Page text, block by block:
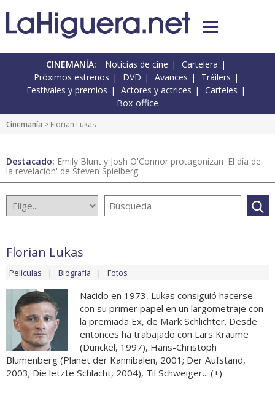
CINEMANÍA: Noticias de cine
Cartelera
Próximos estrenos
DVD Avances
Tráilers
Festivales y premios
Actores y actrices
Carteles
Box-office
Cinemanía > Florian Lukas
Destacado: Emily Blunt y Josh O'Connor protagonizan 'El día de
la revelación' de Steven Spielberg
Florian Lukas
Películas Biografía Fotos
Nacido en 1973, Lukas consiguió hacerse
con su primer papel en un largometraje con
la premiada Ex, de Mark Schlichter. Desde
entonces ha trabajado con Lars Kraume
(Dunckel, 1997), Hans-Christoph
Blumenberg (Planet der Kannibalen, 2001; Der Aufstand,
2003; Die letzte Schlacht, 2004), Til Schweiger... (+)